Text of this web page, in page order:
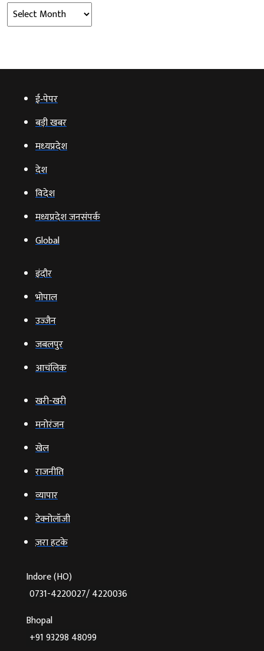
Archives
ई‑पेपर
बड़ी खबर
मध्‍यप्रदेश
देश
विदेश
मध्यप्रदेश जनसंपर्क
Global
इंदौर
भोपाल
उज्‍जैन
जबलपुर
आचंलिक
खरी-खरी
मनोरंजन
खेल
राजनीति
व्‍यापार
टेक्‍नोलॉजी
ज़रा हटके
Indore (HO)
0731-4220027/ 4220036
Bhopal
+91 93298 48099